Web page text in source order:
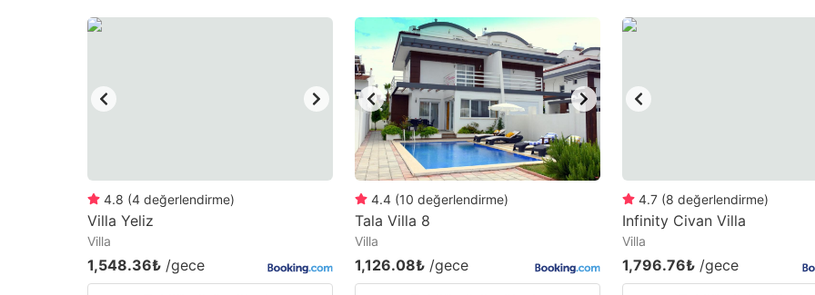
4.8 (4 değerlendirme)
Villa Yeliz
Villa
1,548.36₺ /gece
4.4 (10 değerlendirme)
Tala Villa 8
Villa
1,126.08₺ /gece
4.7 (8 değerlendirme)
Infinity Civan Villa
Villa
1,796.76₺ /gece